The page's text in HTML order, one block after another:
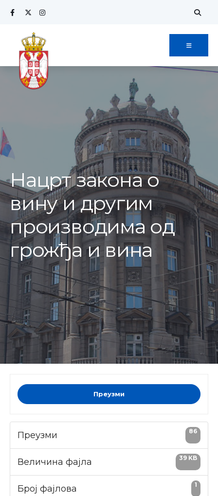
Skip
content
Нацрт закона о
вину и другим
производима од
грожђа и вина
Преузми
Преузми 86
Величина фајла 39 KB
Број фајлова 1
Search